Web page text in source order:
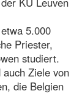
5.000
Priester,
studiert.
Ziele von
die Belgien